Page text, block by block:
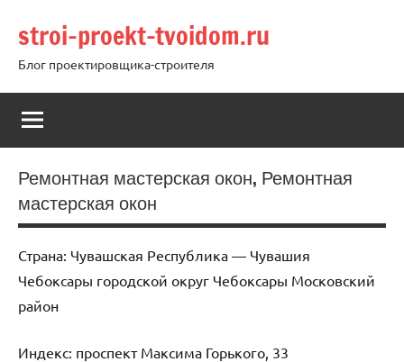
содержимому
stroi-proekt-tvoidom.ru
Блог проектировщика-строителя
Ремонтная мастерская окон, Ремонтная
мастерская окон
Страна: Чувашская Республика — Чувашия
Чебоксары городской округ Чебоксары Московский
район
Индекс: проспект Максима Горького, 33